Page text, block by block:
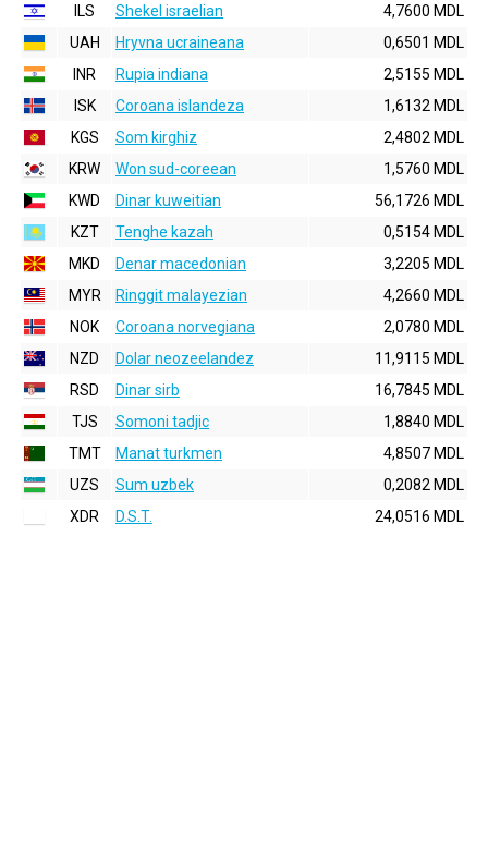
ILS
Shekel israelian
4,7600 MDL
UAH
Hryvna ucraineana
0,6501 MDL
INR
Rupia indiana
2,5155 MDL
ISK
Coroana islandeza
1,6132 MDL
KGS
Som kirghiz
2,4802 MDL
KRW
Won sud-coreean
1,5760 MDL
KWD
Dinar kuweitian
56,1726 MDL
KZT
Tenghe kazah
0,5154 MDL
MKD
Denar macedonian
3,2205 MDL
MYR
Ringgit malayezian
4,2660 MDL
NOK
Coroana norvegiana
2,0780 MDL
NZD
Dolar neozeelandez
11,9115 MDL
RSD
Dinar sirb
16,7845 MDL
TJS
Somoni tadjic
1,8840 MDL
TMT
Manat turkmen
4,8507 MDL
UZS
Sum uzbek
0,2082 MDL
XDR
D.S.T. 24,0516 MDL